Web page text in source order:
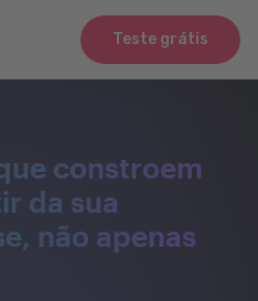
Teste grátis
constroem
da sua
não apenas